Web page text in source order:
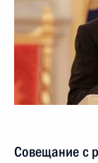
Совещание с